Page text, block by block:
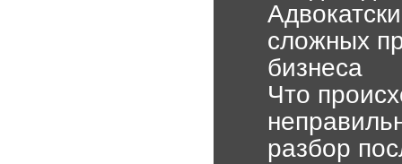
сложных
бизнеса
Что
разбор